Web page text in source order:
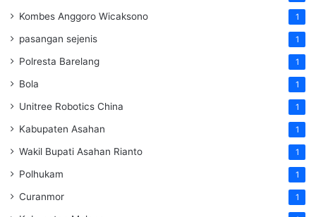
Kombes Anggoro Wicaksono 1
pasangan sejenis 1
Polresta Barelang 1
Bola 1
Unitree Robotics China 1
Kabupaten Asahan 1
Wakil Bupati Asahan Rianto 1
Polhukam 1
Curanmor 1